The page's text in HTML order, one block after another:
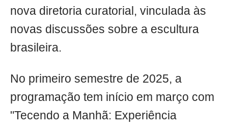
nova diretoria curatorial, vinculada às
novas discussões sobre a escultura
brasileira.
No primeiro semestre de 2025, a
programação tem início em março com
"Tecendo a Manhã: Experiência